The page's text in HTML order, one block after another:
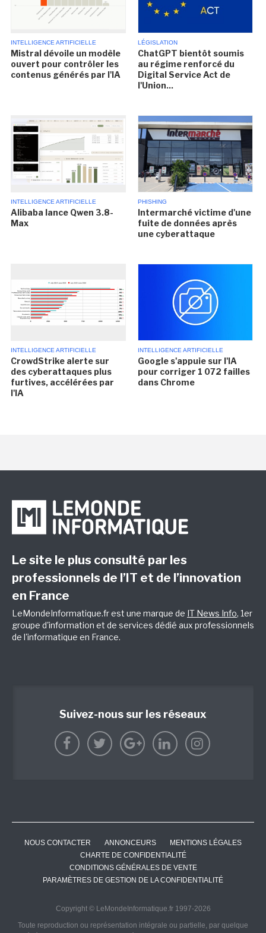
INTELLIGENCE ARTIFICIELLE
Mistral dévoile un modèle
ouvert pour contrôler les
contenus générés par l'IA
LÉGISLATION
ChatGPT bientôt soumis
au régime renforcé du
Digital Service Act de
l'Union...
INTELLIGENCE ARTIFICIELLE
Alibaba lance Qwen 3.8-
Max
PHISHING
Intermarché victime d'une
fuite de données après
une cyberattaque
INTELLIGENCE ARTIFICIELLE
CrowdStrike alerte sur
des cyberattaques plus
furtives, accélérées par
l'IA
INTELLIGENCE ARTIFICIELLE
Google s'appuie sur l'IA
pour corriger 1 072 failles
dans Chrome
Le site le plus consulté par les
professionnels de l’IT et de l’innovation
en France
LeMondeInformatique.fr est une marque de IT News Info, 1er
groupe d'information et de services dédié aux professionnels
de l'informatique en France.
Suivez-nous sur les réseaux
NOUS CONTACTER ANNONCEURS
MENTIONS LÉGALES
CHARTE DE CONFIDENTIALITÉ
CONDITIONS GÉNÉRALES DE VENTE
PARAMÈTRES DE GESTION DE LA CONFIDENTIALITÉ
Copyright © LeMondeInformatique.fr 1997-2026
Toute reproduction ou représentation intégrale ou partielle, par quelque